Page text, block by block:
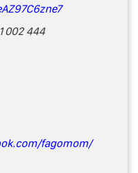
002 444
fagomom/